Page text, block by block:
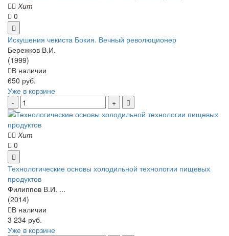
Хит
0
Искушения чекиста Бокия. Вечный революционер
Бережков В.И.
(1999)
В наличии
650 руб.
Уже в корзине
Хит
0
Технологические основы холодильной технологии пищевых
продуктов
Филиппов В.И. ...
(2014)
В наличии
3 234 руб.
Уже в корзине